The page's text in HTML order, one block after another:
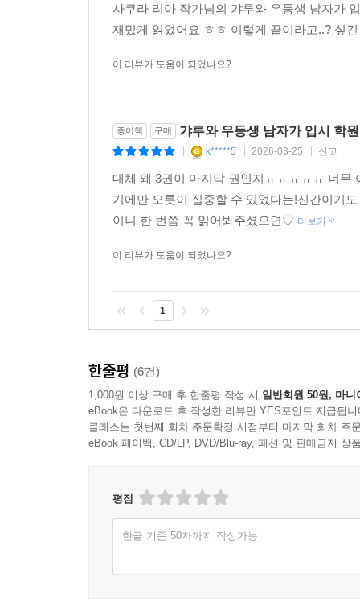
사쿠라 리아 작가님의 갸루와 우등생 남자가
재밌게 읽었어요 ㅎㅎ 이렇게 끝이라고..? 싶
이 리뷰가 도움이 되었나요?
종이책 구매 갸루와 우등생 남자가 입시 학
k*****5 2026-03-25 신고
대체 왜 3권이 마지막 권인지ㅠㅠㅠㅠㅠ 너무
기에만 오롯이 집중할 수 있었다는!신간이기
이니 한 번쯤 꼭 읽어봐주셨으면♡ 더보기
이 리뷰가 도움이 되었나요?
1
한줄평 (6건)
1,000원 이상 구매 후 한줄평 작성 시 일반회원 50원, 마니
eBook은 다운로드 후 작성한 리뷰만 YES포인트 지급됩니
클래스는 첫번째 회차 주문확정 시점부터 마지막 회차 주
eBook 페이백, CD/LP, DVD/Blu-ray, 패션 및 판매금지 상
평점
한글 기준 50자까지 작성가능